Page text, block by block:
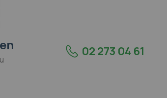
02 273 04 61